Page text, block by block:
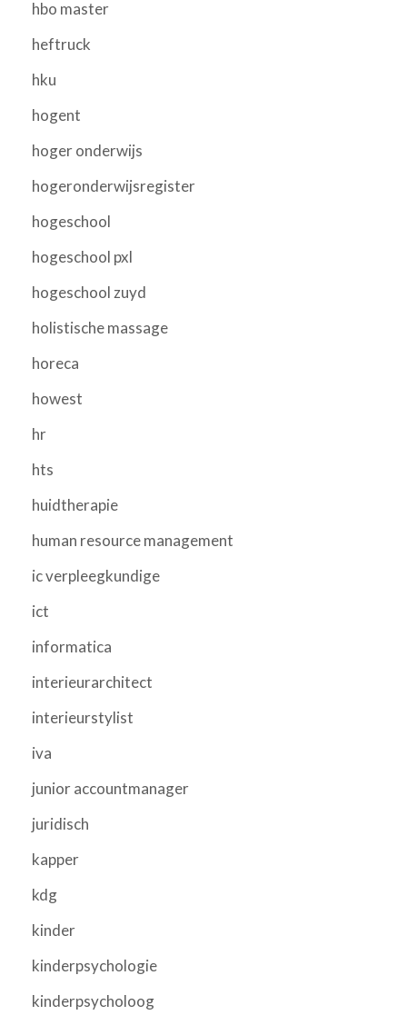
hbo master
heftruck
hku
hogent
hoger onderwijs
hogeronderwijsregister
hogeschool
hogeschool pxl
hogeschool zuyd
holistische massage
horeca
howest
hr
hts
huidtherapie
human resource management
ic verpleegkundige
ict
informatica
interieurarchitect
interieurstylist
iva
junior accountmanager
juridisch
kapper
kdg
kinder
kinderpsychologie
kinderpsycholoog